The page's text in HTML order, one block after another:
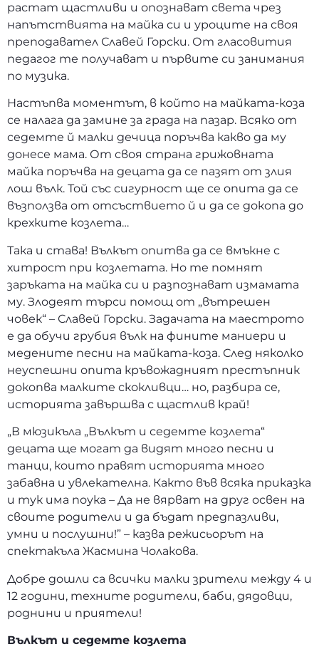
растат щастливи и опознават света чрез
напътствията на майка си и уроците на своя
преподавател Славей Горски. От гласовития
педагог те получават и първите си занимания
по музика.
Настъпва моментът, в който на майката-коза
се налага да замине за града на пазар. Всяко от
седемте й малки дечица поръчва какво да му
донесе мама. От своя страна грижовната
майка поръчва на децата да се пазят от злия
лош вълк. Той със сигурност ще се опита да се
възползва от отсъствието й и да се докопа до
крехките козлета…
Така и става! Вълкът опитва да се вмъкне с
хитрост при козлетата. Но те помнят
заръката на майка си и разпознават измамата
му. Злодеят търси помощ от „вътрешен
човек“ – Славей Горски. Задачата на маестрото
е да обучи грубия вълк на фините маниери и
медените песни на майката-коза. След няколко
неуспешни опита кръвожадният престъпник
докопва малките скокливци… но, разбира се,
историята завършва с щастлив край!
„В мюзикъла „Вълкът и седемте козлета“
децата ще могат да видят много песни и
танци, които правят историята много
забавна и увлекателна. Както във всяка приказка
и тук има поука – Да не вярват на друг освен на
своите родители и да бъдат предпазливи,
умни и послушни!” – казва режисьорът на
спектакъла Жасмина Чолакова.
Добре дошли са всички малки зрители между 4 и
12 години, техните родители, баби, дядовци,
роднини и приятели!
Вълкът и седемте козлета